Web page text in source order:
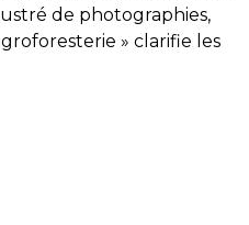
de photographies,
» clarifie les